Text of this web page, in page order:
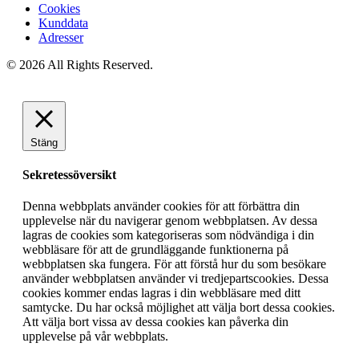
Cookies
Kunddata
Adresser
© 2026 All Rights Reserved.
Stäng
Sekretessöversikt
Denna webbplats använder cookies för att förbättra din
upplevelse när du navigerar genom webbplatsen. Av dessa
lagras de cookies som kategoriseras som nödvändiga i din
webbläsare för att de grundläggande funktionerna på
webbplatsen ska fungera. För att förstå hur du som besökare
använder webbplatsen använder vi tredjepartscookies. Dessa
cookies kommer endas lagras i din webbläsare med ditt
samtycke. Du har också möjlighet att välja bort dessa cookies.
Att välja bort vissa av dessa cookies kan påverka din
upplevelse på vår webbplats.